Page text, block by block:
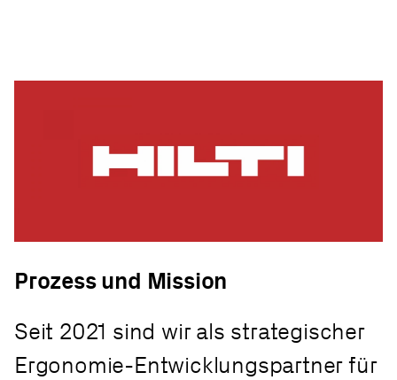
Prozess und Mission
Seit 2021 sind wir als strategischer
Ergonomie-Entwicklungspartner für